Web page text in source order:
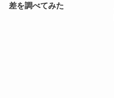
差を調べてみた